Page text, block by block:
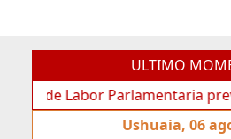
ULTIMO
previa a la 5.ª Sesión
Ushuaia, 06